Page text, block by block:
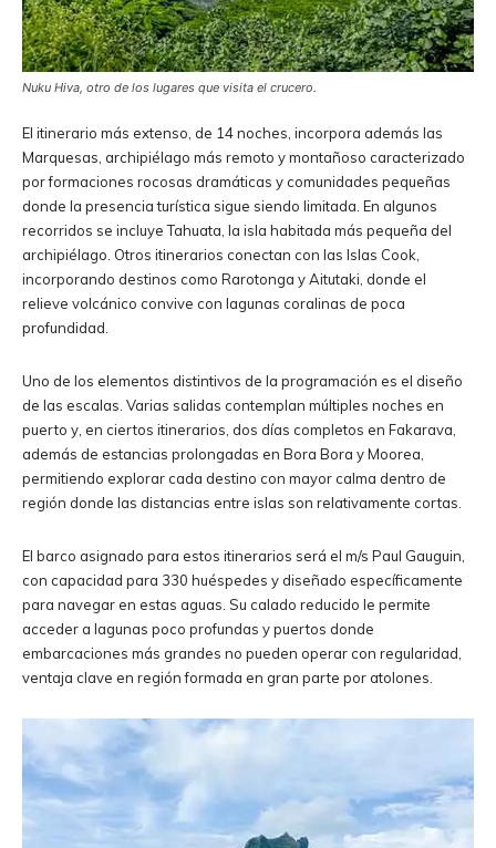
Nuku Hiva, otro de los lugares que visita el crucero.
El itinerario más extenso, de 14 noches, incorpora además las
Marquesas, archipiélago más remoto y montañoso caracterizado
por formaciones rocosas dramáticas y comunidades pequeñas
donde la presencia turística sigue siendo limitada. En algunos
recorridos se incluye Tahuata, la isla habitada más pequeña del
archipiélago. Otros itinerarios conectan con las Islas Cook,
incorporando destinos como Rarotonga y Aitutaki, donde el
relieve volcánico convive con lagunas coralinas de poca
profundidad.
Uno de los elementos distintivos de la programación es el diseño
de las escalas. Varias salidas contemplan múltiples noches en
puerto y, en ciertos itinerarios, dos días completos en Fakarava,
además de estancias prolongadas en Bora Bora y Moorea,
permitiendo explorar cada destino con mayor calma dentro de
región donde las distancias entre islas son relativamente cortas.
El barco asignado para estos itinerarios será el m/s Paul Gauguin,
con capacidad para 330 huéspedes y diseñado específicamente
para navegar en estas aguas. Su calado reducido le permite
acceder a lagunas poco profundas y puertos donde
embarcaciones más grandes no pueden operar con regularidad,
ventaja clave en región formada en gran parte por atolones.